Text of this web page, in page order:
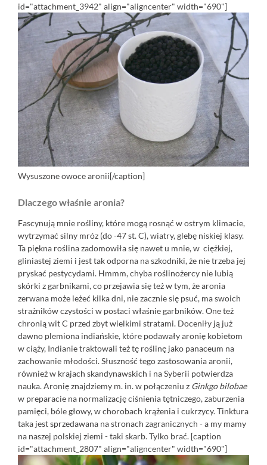
id="attachment_3942" align="aligncenter" width="690"]
Wysuszone owoce aronii[/caption]
Dlaczego właśnie aronia?
Fascynują mnie rośliny, które mogą rosnąć w ostrym klimacie,
wytrzymać silny mróz (do -47 st. C), wiatry, glebę niskiej klasy.
Ta piękna roślina zadomowiła się nawet u mnie, w ciężkiej,
gliniastej ziemi i jest tak odporna na szkodniki, że nie trzeba jej
pryskać pestycydami. Hmmm, chyba roślinożercy nie lubią
skórki z garbnikami, co przejawia się też w tym, że aronia
zerwana może leżeć kilka dni, nie zacznie się psuć, ma swoich
strażników czystości w postaci właśnie garbników. One też
chronią wit C przed zbyt wielkimi stratami. Doceniły ją już
dawno plemiona indiańskie, które podawały aronię kobietom
w ciąży, Indianie traktowali też tę roślinę jako panaceum na
zachowanie młodości. Słuszność tego zastosowania aronii,
również w krajach skandynawskich i na Syberii potwierdza
nauka. Aronię znajdziemy m. in. w połączeniu z Ginkgo bilobae
w preparacie na normalizację ciśnienia tętniczego, zaburzenia
pamięci, bóle głowy, w chorobach krążenia i cukrzycy. Tinktura
taka jest sprzedawana na stronach zagranicznych - a my mamy
na naszej polskiej ziemi - taki skarb. Tylko brać. [caption
id="attachment_2807" align="aligncenter" width="690"]